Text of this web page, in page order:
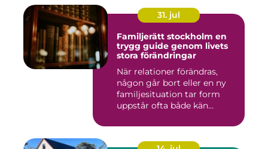
31. jul
Familjerätt stockholm en
trygg guide genom livets
stora förändringar
När relationer förändras,
någon går bort eller en ny
familjesituation tar form
uppstår ofta både kän...